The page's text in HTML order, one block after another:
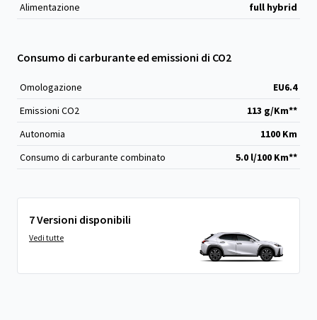
Alimentazione
full hybrid
Consumo di carburante ed emissioni di CO2
Omologazione
EU6.4
Emissioni CO2
113 g/Km**
Autonomia
1100 Km
Consumo di carburante combinato
5.0 l/100 Km**
7 Versioni disponibili
Vedi tutte